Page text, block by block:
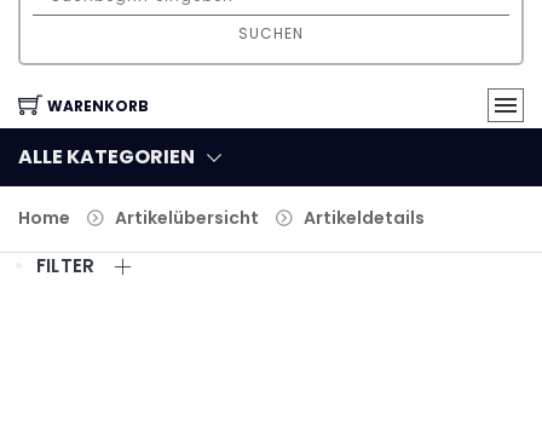
SUCHEN
WARENKORB
ALLE KATEGORIEN
Home Artikelübersicht Artikeldetails
FILTER